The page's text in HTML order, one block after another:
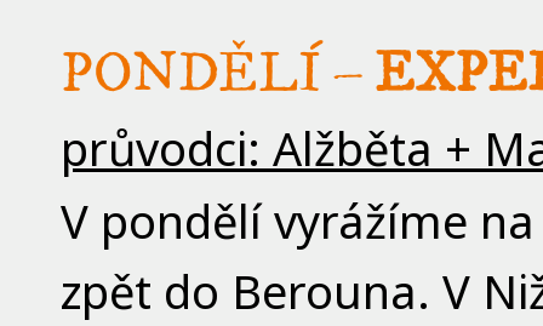
PONDĚLÍ –
průvodci: Alžběta +
V pondělí vyrážíme
zpět do Berouna. V